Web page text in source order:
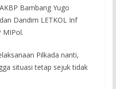
Bambang Yugo
Dandim LETKOL Inf
MIPol.
Pilkada nanti,
situasi tetap sejuk tidak